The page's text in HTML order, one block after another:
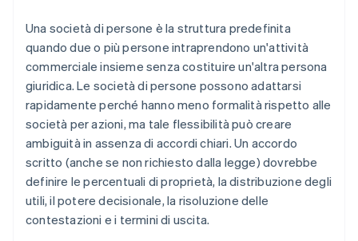
Una società di persone è la struttura predefinita
quando due o più persone intraprendono un'attività
commerciale insieme senza costituire un'altra persona
giuridica. Le società di persone possono adattarsi
rapidamente perché hanno meno formalità rispetto alle
società per azioni, ma tale flessibilità può creare
ambiguità in assenza di accordi chiari. Un accordo
scritto (anche se non richiesto dalla legge) dovrebbe
definire le percentuali di proprietà, la distribuzione degli
utili, il potere decisionale, la risoluzione delle
contestazioni e i termini di uscita.